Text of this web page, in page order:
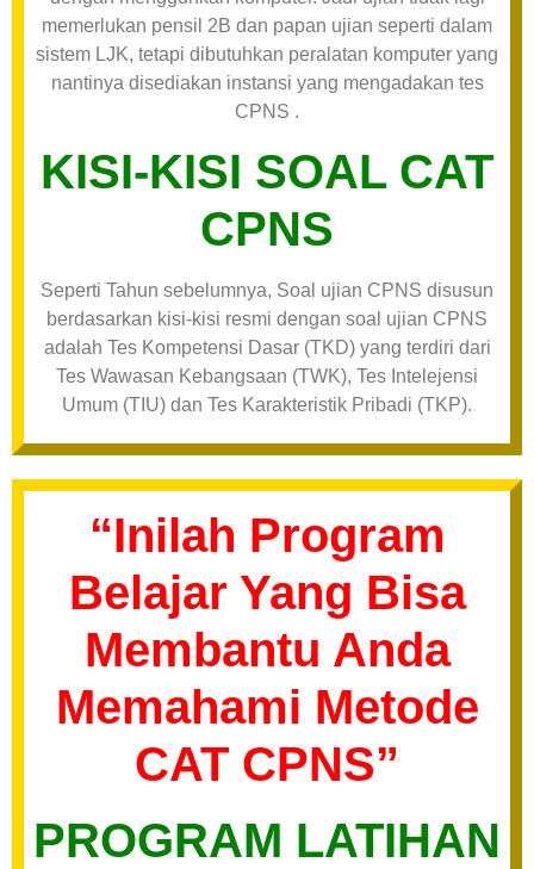
memerlukan pensil 2B dan papan ujian seperti dalam
sistem LJK, tetapi dibutuhkan peralatan komputer yang
nantinya disediakan instansi yang mengadakan tes
CPNS .
KISI-KISI SOAL CAT
CPNS
Seperti Tahun sebelumnya, Soal ujian CPNS disusun
berdasarkan kisi-kisi resmi dengan soal ujian CPNS
adalah Tes Kompetensi Dasar (TKD) yang terdiri dari
Tes Wawasan Kebangsaan (TWK), Tes Intelejensi
Umum (TIU) dan Tes Karakteristik Pribadi (TKP).
“Inilah Program
Belajar Yang Bisa
Membantu Anda
Memahami Metode
CAT CPNS”
PROGRAM LATIHAN